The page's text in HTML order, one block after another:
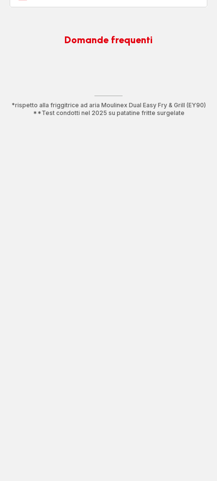
Domande frequenti
*rispetto alla friggitrice ad aria Moulinex Dual Easy Fry & Grill (EY90)
**Test condotti nel 2025 su patatine fritte surgelate